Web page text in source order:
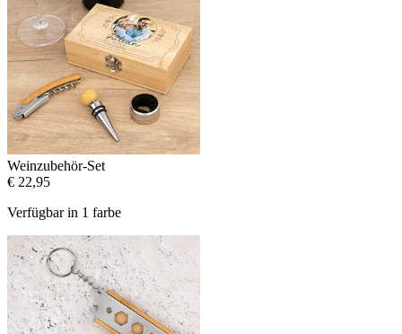
Weinzubehör-Set
€ 22,95
Verfügbar in 1 farbe